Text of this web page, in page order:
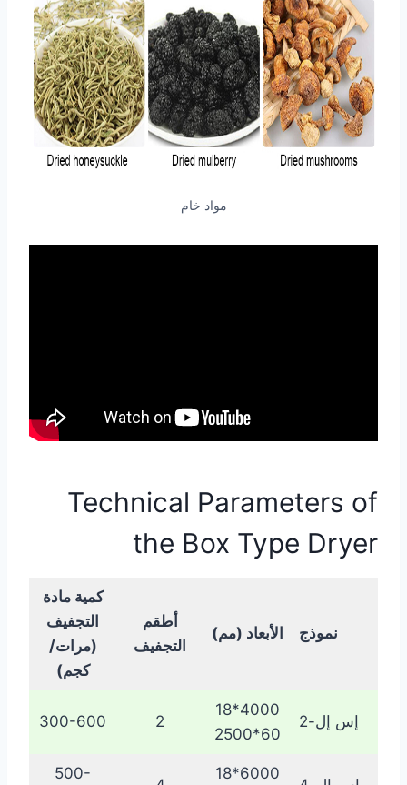
مواد خام
Technical Parameters of
the Box Type Dryer
نموذج الأبعاد (مم)
أطقم
التجفيف
كمية مادة
التجفيف
(مرات/
كجم)
إس إل-2
4000*18
60*2500
2
300-600
6000*18
500-